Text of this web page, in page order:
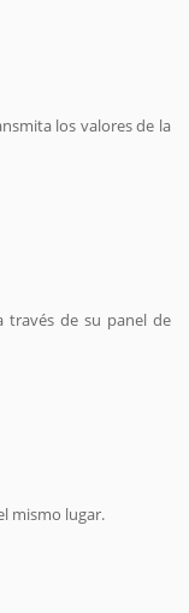
los valores de la
través de su panel de
mismo lugar.